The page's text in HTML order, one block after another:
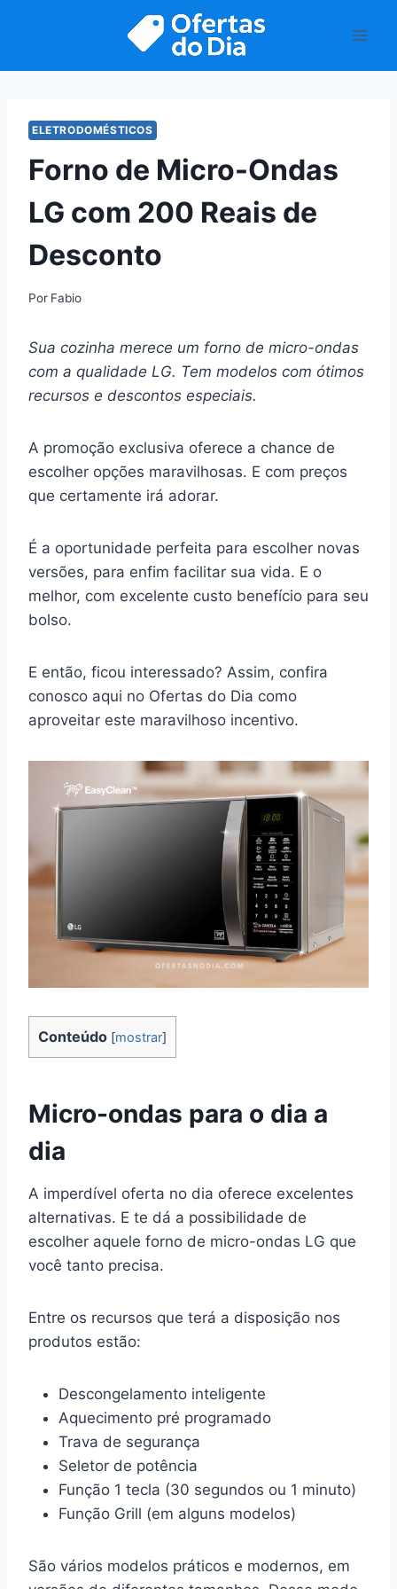
ELETRODOMÉSTICOS
Forno de Micro-Ondas
LG com 200 Reais de
Desconto
Por Fabio
Sua cozinha merece um forno de micro-ondas
com a qualidade LG. Tem modelos com ótimos
recursos e descontos especiais.
A promoção exclusiva oferece a chance de
escolher opções maravilhosas. E com preços
que certamente irá adorar.
É a oportunidade perfeita para escolher novas
versões, para enfim facilitar sua vida. E o
melhor, com excelente custo benefício para seu
bolso.
E então, ficou interessado? Assim, confira
conosco aqui no Ofertas do Dia como
aproveitar este maravilhoso incentivo.
Conteúdo [mostrar]
Micro-ondas para o dia a
dia
A imperdível oferta no dia oferece excelentes
alternativas. E te dá a possibilidade de
escolher aquele forno de micro-ondas LG que
você tanto precisa.
Entre os recursos que terá a disposição nos
produtos estão:
Descongelamento inteligente
Aquecimento pré programado
Trava de segurança
Seletor de potência
Função 1 tecla (30 segundos ou 1 minuto)
Função Grill (em alguns modelos)
São vários modelos práticos e modernos, em